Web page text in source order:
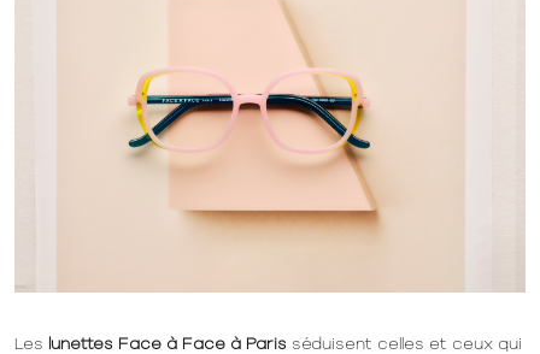
Les lunettes Face à Face à Paris séduisent celles et ceux qui